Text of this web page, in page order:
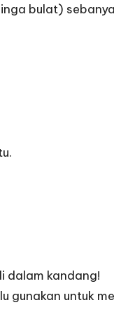
bulat)
dalam kandang!
gunakan untuk